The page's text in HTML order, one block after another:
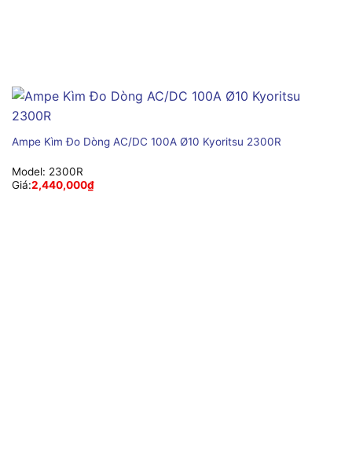
Ampe Kìm Đo Dòng AC/DC 100A Ø10 Kyoritsu 2300R
Model: 2300R
Giá:2,440,000₫